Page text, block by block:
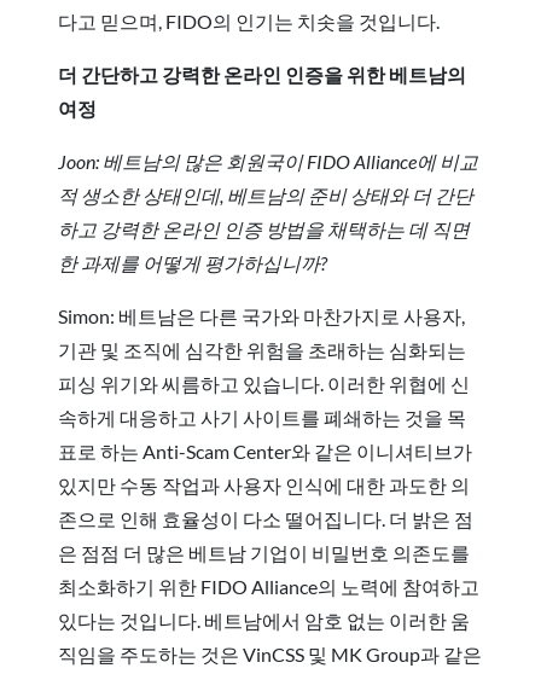
다고 믿으며, FIDO의 인기는 치솟을 것입니다.
더 간단하고 강력한 온라인 인증을 위한 베트남의
여정
Joon: 베트남의 많은 회원국이 FIDO Alliance에 비교
적 생소한 상태인데, 베트남의 준비 상태와 더 간단
하고 강력한 온라인 인증 방법을 채택하는 데 직면
한 과제를 어떻게 평가하십니까?
Simon: 베트남은 다른 국가와 마찬가지로 사용자,
기관 및 조직에 심각한 위험을 초래하는 심화되는
피싱 위기와 씨름하고 있습니다. 이러한 위협에 신
속하게 대응하고 사기 사이트를 폐쇄하는 것을 목
표로 하는 Anti-Scam Center와 같은 이니셔티브가
있지만 수동 작업과 사용자 인식에 대한 과도한 의
존으로 인해 효율성이 다소 떨어집니다. 더 밝은 점
은 점점 더 많은 베트남 기업이 비밀번호 의존도를
최소화하기 위한 FIDO Alliance의 노력에 참여하고
있다는 것입니다. 베트남에서 암호 없는 이러한 움
직임을 주도하는 것은 VinCSS 및 MK Group과 같은